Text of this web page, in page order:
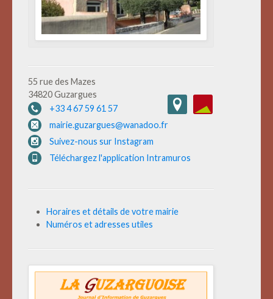
55 rue des Mazes
34820 Guzargues
+33 4 67 59 61 57
mairie.guzargues@wanadoo.fr
Suivez-nous sur Instagram
Téléchargez l'application Intramuros
Horaires et détails de votre mairie
Numéros et adresses utiles